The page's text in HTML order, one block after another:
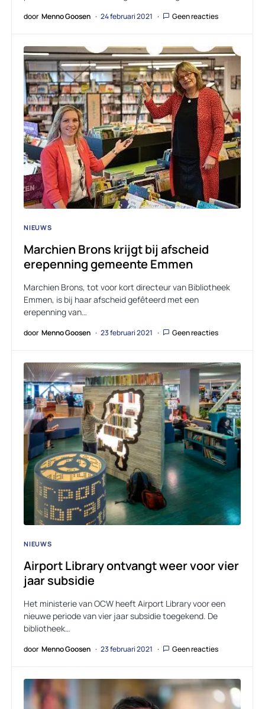
door Menno Goosen 24 februari 2021 Geen reacties
NIEUWS
Marchien Brons krijgt bij afscheid
erepenning gemeente Emmen
Marchien Brons, tot voor kort directeur van Bibliotheek
Emmen, is bij haar afscheid gefêteerd met een
erepenning van…
door Menno Goosen 23 februari 2021 Geen reacties
NIEUWS
Airport Library ontvangt weer voor vier
jaar subsidie
Het ministerie van OCW heeft Airport Library voor een
nieuwe periode van vier jaar subsidie toegekend. De
bibliotheek…
door Menno Goosen 23 februari 2021 Geen reacties